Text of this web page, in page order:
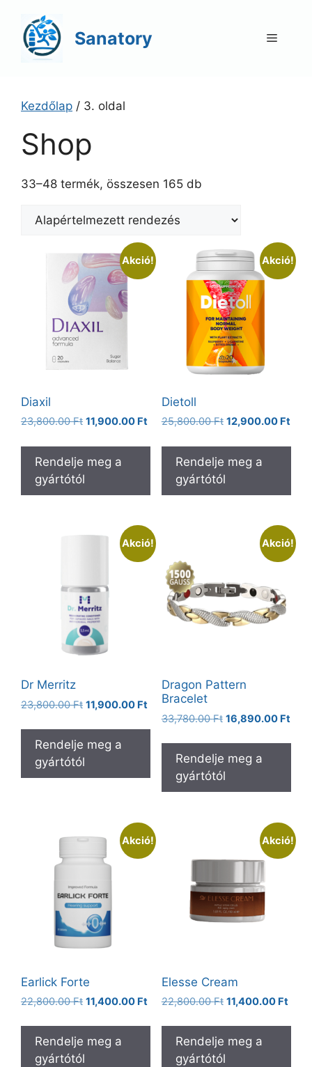
tartalomba
Sanatory Menü
Kezdőlap / 3. oldal
Shop
33–48 termék, összesen 165 db
Akció!
Diaxil
23,800.00Ft Original
was:
23,800.00 Ft.
11,900.00 Ft Current
is:
11,900.00 Ft.
Rendelje meg a
gyártótól
Akció!
Dietoll
25,800.00Ft Original
was:
25,800.00 Ft.
12,900.00 Ft
is:
Rendelje meg a
gyártótól
Akció!
Dr Merritz
23,800.00Ft Original
was:
23,800.00 Ft.
11,900.00 Ft Current
price
is:
Rendelje meg a
gyártótól
Akció!
Dragon Pattern
Bracelet
33,780.00Ft Original
was:
33,780.00 Ft.
16,890.00 Ft
is:
Rendelje meg a
gyártótól
Akció!
Earlick Forte
22,800.00Ft Original
was:
22,800.00 Ft.
11,400.00 Ft Current
is:
11,400.00 Ft.
Rendelje meg a
gyártótól
Akció!
Elesse Cream
22,800.00Ft Original
was:
22,800.00 Ft.
11,400.00 Ft
is:
Rendelje meg a
gyártótól